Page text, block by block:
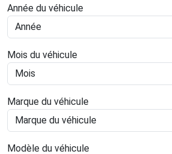
Année du véhicule
Mois du véhicule
Marque du véhicule
Modèle du véhicule